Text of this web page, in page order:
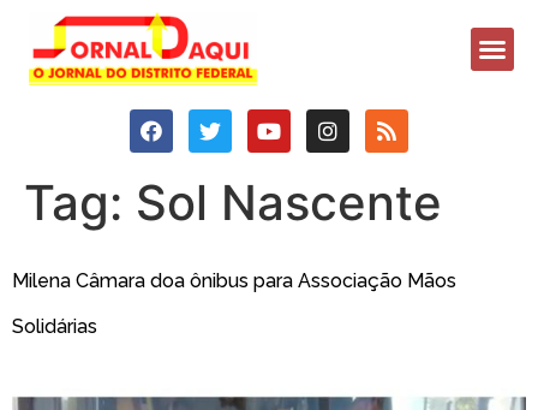
Tag: Sol Nascente
Milena Câmara doa ônibus para Associação Mãos
Solidárias